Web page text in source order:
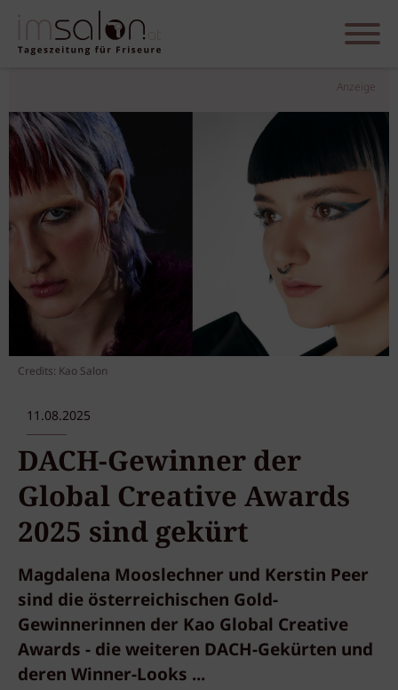
Anzeige
Credits: Kao Salon
11.08.2025
DACH-Gewinner der
Global Creative Awards
2025 sind gekürt
Magdalena Mooslechner und Kerstin Peer
sind die österreichischen Gold-
Gewinnerinnen der Kao Global Creative
Awards - die weiteren DACH-Gekürten und
deren Winner-Looks ...